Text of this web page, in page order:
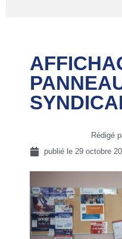
Rédigé
publié le 29 octobre